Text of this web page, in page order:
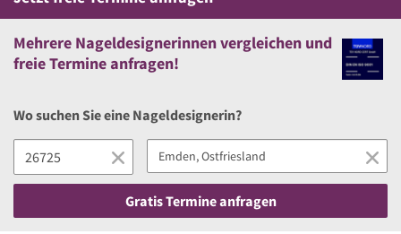
Mehrere Nageldesignerinnen vergleichen und
freieTermine anfragen!
Wo suchen Sie eine Nageldesignerin?
Gratis Termine anfragen